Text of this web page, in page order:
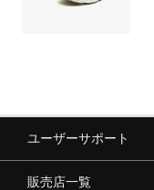
ユーザーサポート
販売店一覧